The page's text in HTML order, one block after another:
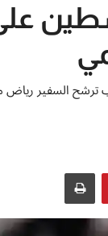
ترشح السفير